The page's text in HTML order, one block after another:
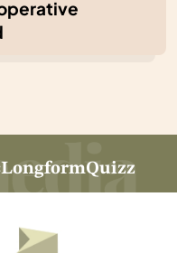
LongformQuizz